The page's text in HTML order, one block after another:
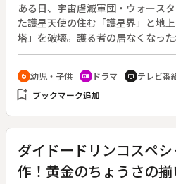
ある日、宇宙虐滅軍団・ウォース
た護星天使の住む「護星界」と地
塔」を破壊。護る者の居なくなっ
かし、偶然地上を訪れていた５人
装戦隊ゴセイジャーとなり、ウォ
パー戦隊シリーズ第３４作。（２
１年２月６日放送、全５０回）◆第
護星界と地上の懸け橋である天の
うとしていた。その時、偶然地上
使アラタ（千葉雄大）、エリ（さ
介）、モネ（にわみきほ）、ハイ
crib 幼児・子供 recent_actors ドラマ tv テレビ番
bookmark_add ブックマーク追加
ダイドードリンコスペ
作！黄金のちょうさの